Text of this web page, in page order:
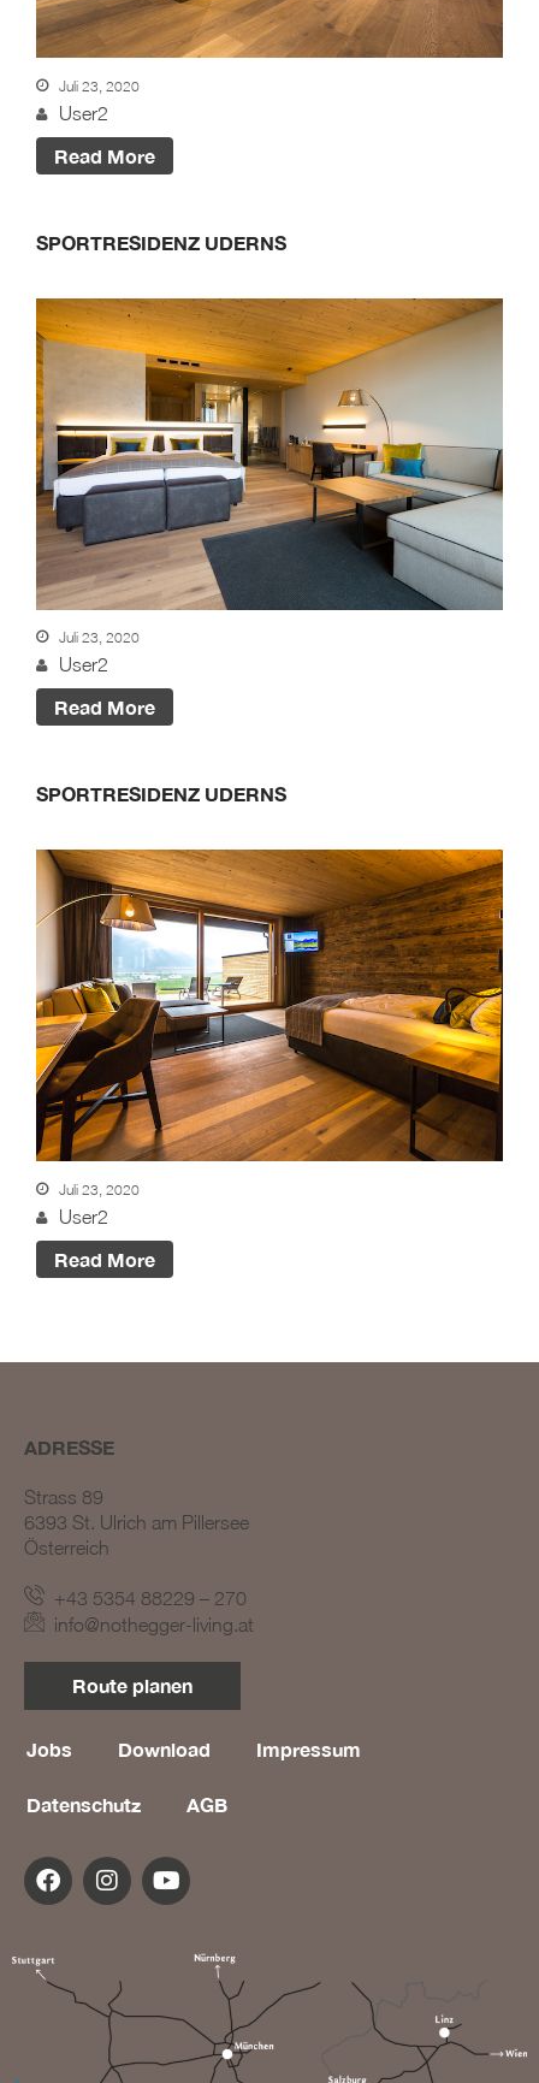
Juli 23, 2020
User2
Read More
SPORTRESIDENZ UDERNS
Juli 23, 2020
User2
Read More
SPORTRESIDENZ UDERNS
Juli 23, 2020
User2
Read More
ADRESSE
Strass 89
6393 St. Ulrich am Pillersee
Österreich
+43 5354 88229 – 270
info@nothegger-living.at
Route planen
Jobs Download Impressum
Datenschutz AGB